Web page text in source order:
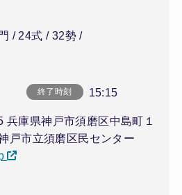
/ 24式 / 32勢 /
終了時刻 15:15
兵庫県神戸市須磨区中島町１
戸市立須磨区民センター